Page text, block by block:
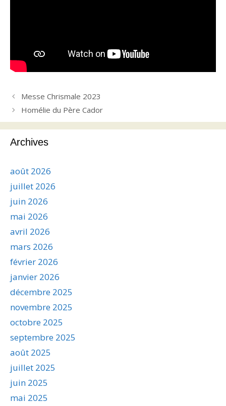
Messe Chrismale 2023
Homélie du Père Cador
Archives
août 2026
juillet 2026
juin 2026
mai 2026
avril 2026
mars 2026
février 2026
janvier 2026
décembre 2025
novembre 2025
octobre 2025
septembre 2025
août 2025
juillet 2025
juin 2025
mai 2025